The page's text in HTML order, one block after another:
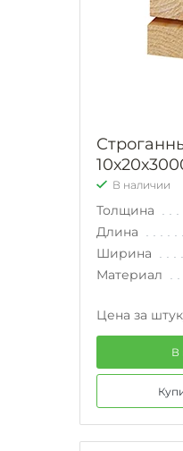
В наличии
Толщина
Длина
Ширина
Материал
Цена за
В